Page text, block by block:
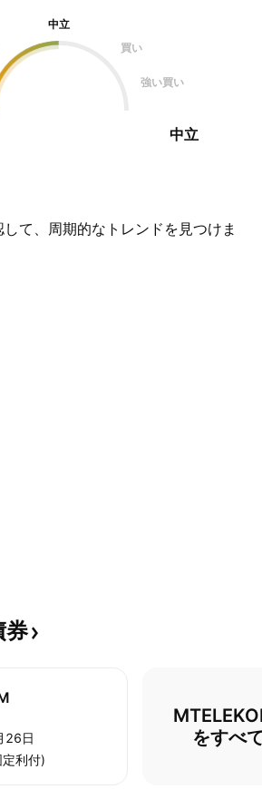
中立
買い
強い買い
中立
て、周期的なトレンドを見つけま
券
26日
利付)
をすべ